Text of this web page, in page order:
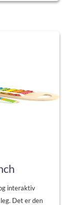
interaktiv
Det er den